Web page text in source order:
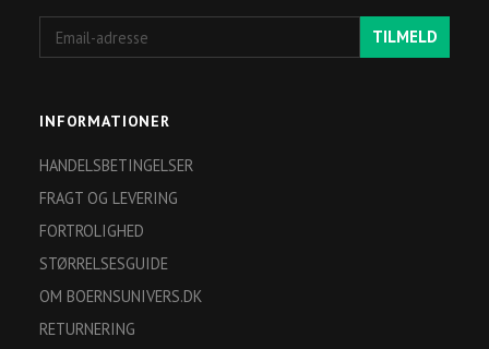
adresse
TILMELD
INFORMATIONER
HANDELSBETINGELSER
FRAGT OG LEVERING
FORTROLIGHED
STØRRELSESGUIDE
OM BOERNSUNIVERS.DK
RETURNERING